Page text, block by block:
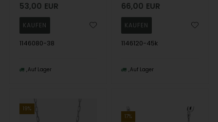
53,00 EUR
1146080-38
Auf Lager
66,00 EUR
1146120-45k
Auf Lager
19%
17%